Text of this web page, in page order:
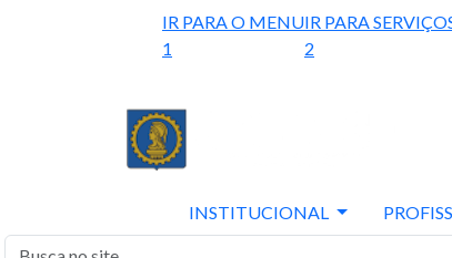
IR PARA O MENU
1
IR PARA
2
INSTITUCIONAL